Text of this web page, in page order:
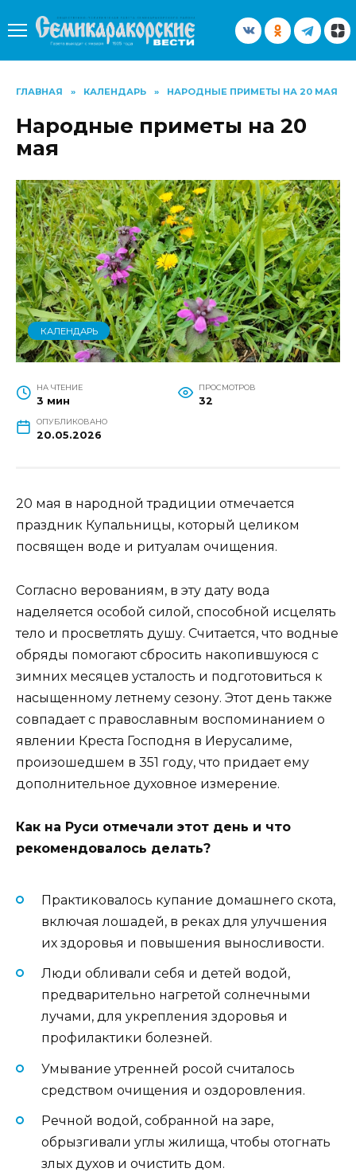
содержанию
ГЛАВНАЯ » КАЛЕНДАРЬ » НАРОДНЫЕ ПРИМЕТЫ НА 20 МАЯ
Народные приметы на 20
мая
КАЛЕНДАРЬ
НА ЧТЕНИЕ
3 мин
ПРОСМОТРОВ
32
ОПУБЛИКОВАНО
20.05.2026
20 мая в народной традиции отмечается
праздник Купальницы, который целиком
посвящен воде и ритуалам очищения.
Согласно верованиям, в эту дату вода
наделяется особой силой, способной исцелять
тело и просветлять душу. Считается, что водные
обряды помогают сбросить накопившуюся с
зимних месяцев усталость и подготовиться к
насыщенному летнему сезону. Этот день также
совпадает с православным воспоминанием о
явлении Креста Господня в Иерусалиме,
произошедшем в 351 году, что придает ему
дополнительное духовное измерение.
Как на Руси отмечали этот день и что
рекомендовалось делать?
Практиковалось купание домашнего скота,
включая лошадей, в реках для улучшения
их здоровья и повышения выносливости.
Люди обливали себя и детей водой,
предварительно нагретой солнечными
лучами, для укрепления здоровья и
профилактики болезней.
Умывание утренней росой считалось
средством очищения и оздоровления.
Речной водой, собранной на заре,
обрызгивали углы жилища, чтобы отогнать
злых духов и очистить дом.